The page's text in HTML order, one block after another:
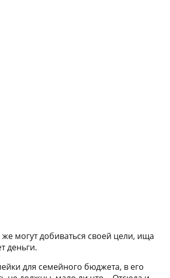
могут добиваться своей цели, ища
деньги.
для семейного бюджета, в его